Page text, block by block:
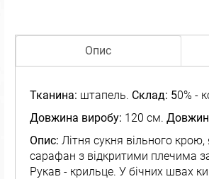
Опис
Тканина: штапель. Склад: 50% -
Довжина виробу: 120 см.
Опис: Літня сукня вільного
сарафан з відкритими плечима
Рукав - крильце. У бічних швах